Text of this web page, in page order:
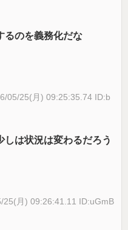
るのを義務化だな
05/25(月) 09:25:35.74 ID:b
しは状況は変わるだろう
25(月) 09:26:41.11 ID:uGmB